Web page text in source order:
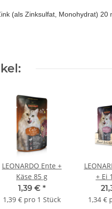
(als Zinksulfat, Monohydrat) 20
LEONARDO Ente +
Käse 85 g
1,39 € *
1,39 € pro 1 Stück
+ Ei
1,34 €